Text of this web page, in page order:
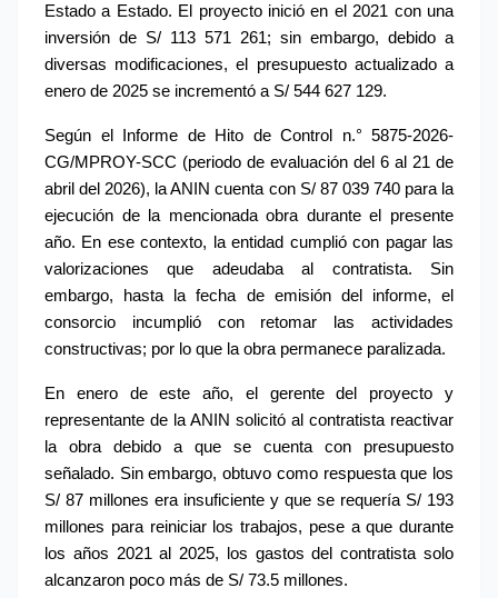
Estado a Estado. El proyecto inició en el 2021 con una
inversión de S/ 113 571 261; sin embargo, debido a
diversas modificaciones, el presupuesto actualizado a
enero de 2025 se incrementó a S/ 544 627 129.
Según el Informe de Hito de Control n.° 5875-2026-
CG/MPROY-SCC (periodo de evaluación del 6 al 21 de
abril del 2026), la ANIN cuenta con S/ 87 039 740 para la
ejecución de la mencionada obra durante el presente
año. En ese contexto, la entidad cumplió con pagar las
valorizaciones que adeudaba al contratista. Sin
embargo, hasta la fecha de emisión del informe, el
consorcio incumplió con retomar las actividades
constructivas; por lo que la obra permanece paralizada.
En enero de este año, el gerente del proyecto y
representante de la ANIN solicitó al contratista reactivar
la obra debido a que se cuenta con presupuesto
señalado. Sin embargo, obtuvo como respuesta que los
S/ 87 millones era insuficiente y que se requería S/ 193
millones para reiniciar los trabajos, pese a que durante
los años 2021 al 2025, los gastos del contratista solo
alcanzaron poco más de S/ 73.5 millones.